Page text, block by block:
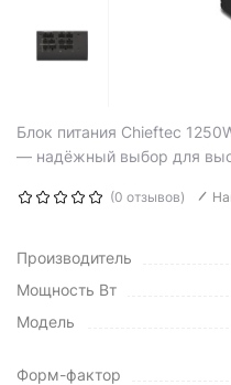
Блок питания Chieftec
— надёжный выбор для
(0 отзывов)
Производитель
Мощность Вт
Модель
Форм-фактор